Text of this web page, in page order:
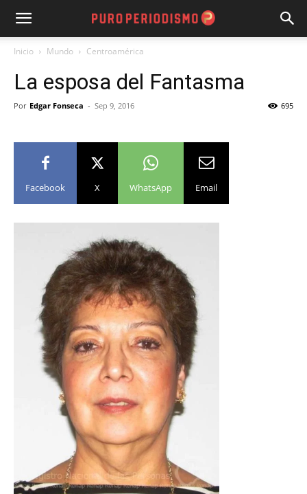
Inicio Mundo Centroamérica
La esposa del Fantasma
Por Edgar Fonseca - Sep 9, 2016 695
Facebook X WhatsApp Email